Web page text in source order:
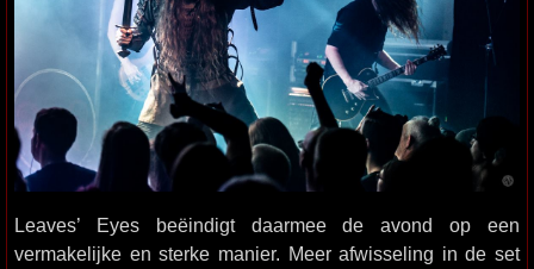
Leaves’ Eyes beëindigt daarmee de avond op een
vermakelijke en sterke manier. Meer afwisseling in de set